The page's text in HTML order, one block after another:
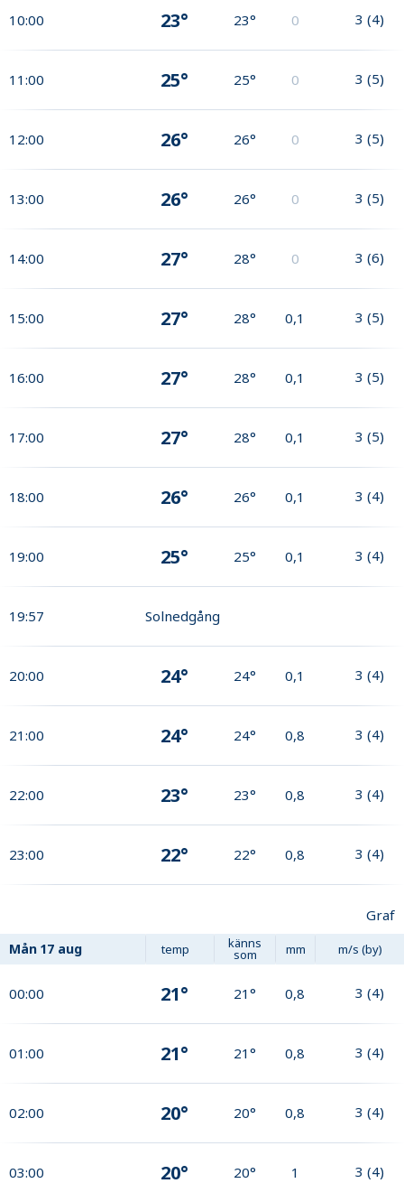
10:00 23° 23° 0 3 (4)
11:00 25° 25° 0 3 (5)
12:00 26° 26° 0 3 (5)
13:00 26° 26° 0 3 (5)
14:00 27° 28° 0 3 (6)
15:00 27° 28° 0,1 3 (5)
16:00 27° 28° 0,1 3 (5)
17:00 27° 28° 0,1 3 (5)
18:00 26° 26° 0,1 3 (4)
19:00 25° 25° 0,1 3 (4)
19:57 Solnedgång
20:00 24° 24° 0,1 3 (4)
21:00 24° 24° 0,8 3 (4)
22:00 23° 23° 0,8 3 (4)
23:00 22° 22° 0,8 3 (4)
Graf
Mån 17 aug temp känns
som mm m/s (by)
00:00 21° 21° 0,8 3 (4)
01:00 21° 21° 0,8 3 (4)
02:00 20° 20° 0,8 3 (4)
03:00 20° 20° 1 3 (4)